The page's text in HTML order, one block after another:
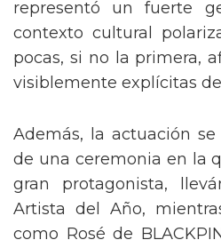
representó un fuerte
contexto cultural
pocas, si no la primera,
visiblemente explícitas
Además, la actuación
de una ceremonia en la
gran protagonista,
Artista del Año,
como Rosé de